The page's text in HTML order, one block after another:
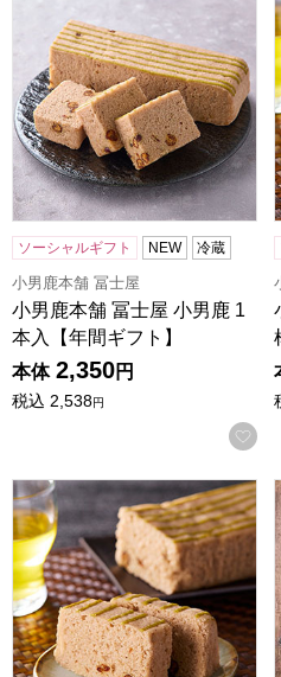
ソーシャルギフト NEW 冷蔵
小男鹿本舗 冨士屋
小男鹿本舗 冨士屋 小男鹿 1
本入【年間ギフト】
本体 2,350円
税込 2,538円
お
小男鹿本舗 冨士屋 小男鹿 半